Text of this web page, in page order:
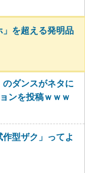
」を超える発明品
のダンスがネタに
ンを投稿ｗｗｗ
型ザク」ってよ